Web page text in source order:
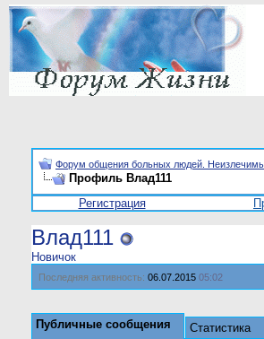
Форум общения больных людей.
Профиль Влад111
Регистрация
Влад111
Новичок
Последняя активность: 06.07.2015 05:02
Публичные сообщения Статистика